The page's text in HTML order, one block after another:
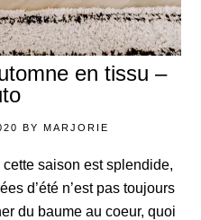
en tissu –
BY MARJORIE
cette saison est splendide,
d’été n’est pas toujours
du baume au coeur, quoi